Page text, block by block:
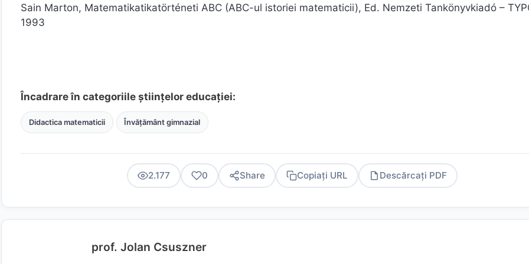
Sain Marton, Matematikatikatörténeti ABC (ABC-ul istoriei matematicii), Ed. Nemzeti Tankönyvkiadó –
1993
Încadrare în categoriile științelor educației:
Didactica matematicii Învățământ gimnazial
2.177 0 Share Copiați URL Descărcați PDF
prof. Jolan Csuszner